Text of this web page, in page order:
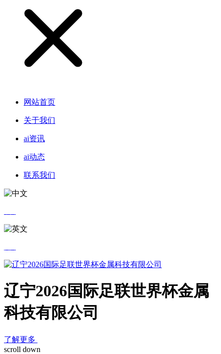
网站首页
关于我们
ai资讯
ai动态
联系我们
辽宁2026国际足联世界杯金属
科技有限公司
了解更多
scroll down